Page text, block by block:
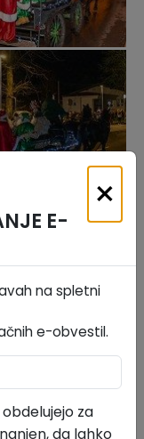
×
E-
na spletni
e-obvestil.
za
da lahko